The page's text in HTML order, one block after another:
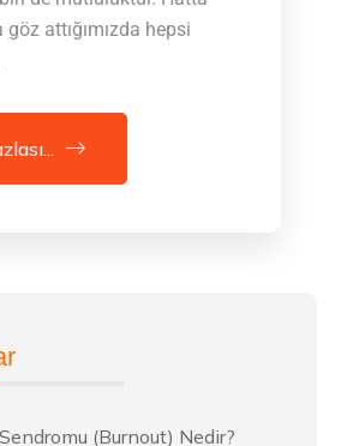
göz attığımızda hepsi
(Burnout) Nedir?